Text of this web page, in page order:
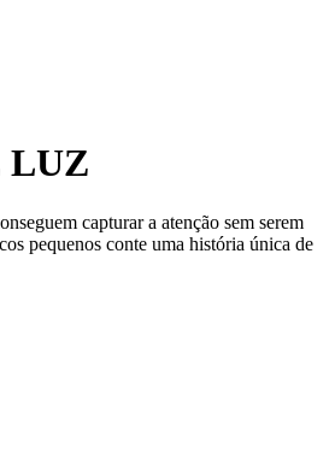
LUZ
capturar a atenção sem serem
pequenos conte uma história única de